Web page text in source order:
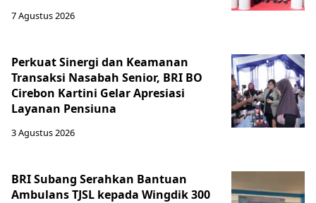
7 Agustus 2026
Perkuat Sinergi dan Keamanan
Transaksi Nasabah Senior, BRI BO
Cirebon Kartini Gelar Apresiasi
Layanan Pensiuna
3 Agustus 2026
BRI Subang Serahkan Bantuan
Ambulans TJSL kepada Wingdik 300